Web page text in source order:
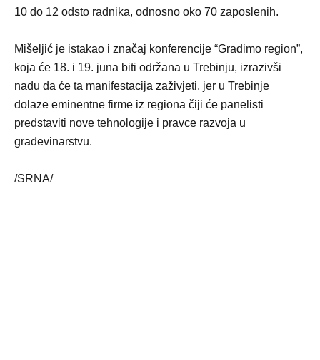
10 do 12 odsto radnika, odnosno oko 70 zaposlenih.
Mišeljić je istakao i značaj konferencije “Gradimo region”,
koja će 18. i 19. juna biti održana u Trebinju, izrazivši
nadu da će ta manifestacija zaživjeti, jer u Trebinje
dolaze eminentne firme iz regiona čiji će panelisti
predstaviti nove tehnologije i pravce razvoja u
građevinarstvu.
/SRNA/